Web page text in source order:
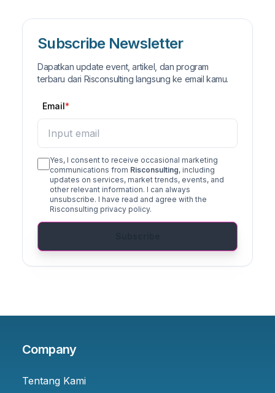
Subscribe Newsletter
Dapatkan update event, artikel, dan program
terbaru dari Risconsulting langsung ke email kamu.
Email
Yes, I consent to receive occasional marketing
communications from Risconsulting, including
updates on services, market trends, events, and
other relevant information. I can always
unsubscribe. I have read and agree with the
Risconsulting privacy policy.
Company
Tentang Kami